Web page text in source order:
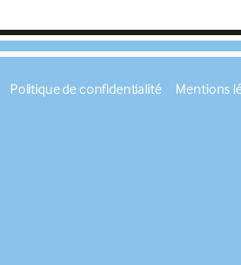
Politique de confidentialité Mentions
de confidentialité, en